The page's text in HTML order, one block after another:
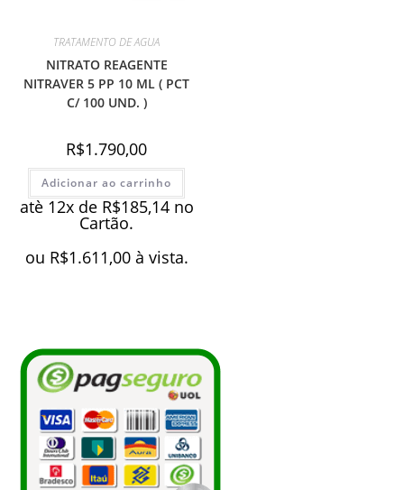
TRATAMENTO DE AGUA
NITRATO REAGENTE
NITRAVER 5 PP 10 ML ( PCT
C/ 100 UND. )
R$1.790,00
Adicionar ao carrinho
atè 12x de R$185,14 no
Cartão.
ou R$1.611,00 à vista.